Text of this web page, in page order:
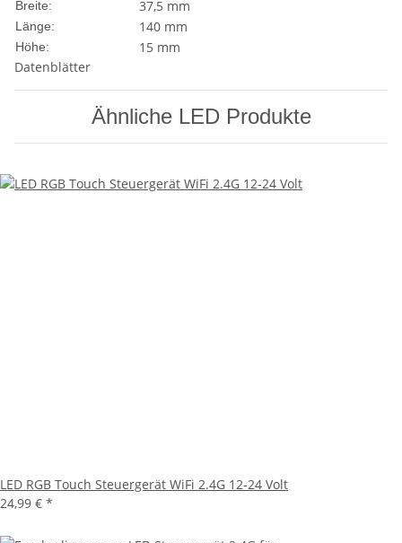
Breite: 37,5 mm
Länge: 140 mm
Höhe:
15 mm
Datenblätter
Ähnliche LED Produkte
LED RGB Touch Steuergerät WiFi 2.4G 12-24 Volt
24,99 € *